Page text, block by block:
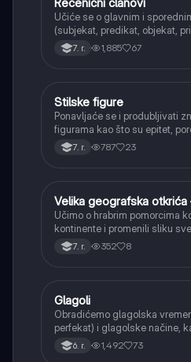
Srpski jezik
Rečenični članovi
Učiće se o glavnim i
(subjekat, predikat, objekat,
apozicija) i njihovoj funkciji.
7. r. 1,885 67
Srpski jezik
Stilske figure
Ponavljaće se i produbljivati
figurama kao što su epitet,
personifikacija, hiperbola,
asonanca, razumevajući
7. r. 787 23
Istorija
Velika geografska
Učimo o hrabrim pomorcima
kontinente i promenili sliku
7. r. 352 8
Srpski jezik
Glagoli
Obradićemo glagolska
perfekat) i glagolske načine,
(infinitiv, glagolski pridevi i
(svršeni i nesvršeni).
6. r. 1,492 73